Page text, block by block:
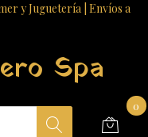
y Juguetería | Envíos a
Spa
0